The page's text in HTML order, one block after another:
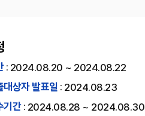
: 2024.08.20 ~ 2024.08.22
대상자 발표일 : 2024.08.23
기간: 2024.08.28 ~ 2024.08.30